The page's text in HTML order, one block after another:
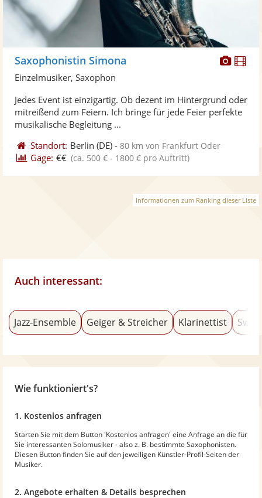
Fotos
Saxophonistin Simona
Einzelmusiker, Saxophon
Jedes Event ist einzigartig. Ob dezent im Hintergrund oder
mitreißend zum Feiern. Ich bringe für jede Feier perfekte
musikalische Begleitung ...
Standort: Berlin (DE) -80 km von Frankfurt Oder
Gage: €€ (ca. 500 € - 1800 € pro Auftritt)
Informationen zum Ranking dieser Liste
Auch interessant:
Jazz-Ensemble Geiger & Streicher Klarinettist
Wie funktioniert's?
1. Kostenlos anfragen
Starten Sie mit dem Button 'Kostenlos anfragen' eine Anfrage an die für
Sie interessanten Solomusiker - also z. B. bestimmte Saxophonisten.
Diesen Button finden Sie auf den jeweiligen Künstler-Profil-Seiten der
Musiker.
2. Angebote erhalten & Details besprechen